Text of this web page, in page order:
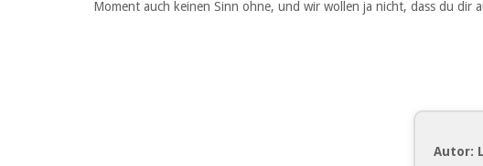
Moment auch keinen Sinn ohne, und wir wollen ja nicht, dass du dir
Autor: